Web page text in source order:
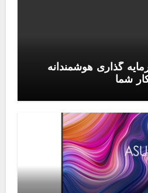
گذاری هوشمندانه
شما